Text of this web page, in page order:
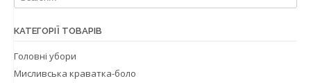
КАТЕГОРІЇ ТОВАРІВ
Головні убори
Мисливська краватка-боло